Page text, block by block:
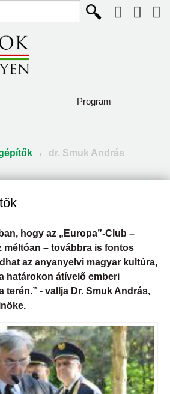
Program
Így élünk
Csodaszarvas program
Naptár
dr. Smuk András
hogy az „Europa”-Club –
méltóan – továbbra is fontos
az anyanyelvi magyar kultúra,
határokon átívelő emberi
terén.” - vallja Dr. Smuk András,